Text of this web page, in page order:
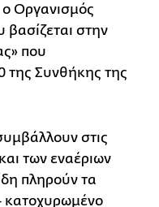
Οργανισμός
στην
που
της Συνθήκης της
στις
των εναέριων
πληρούν τα
κατοχυρωμένο